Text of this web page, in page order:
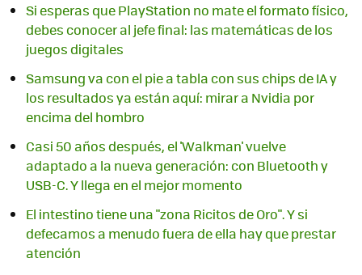
Si esperas que PlayStation no mate el formato físico,
debes conocer al jefe final: las matemáticas de los
juegos digitales
Samsung va con el pie a tabla con sus chips de IA y
los resultados ya están aquí: mirar a Nvidia por
encima del hombro
Casi 50 años después, el 'Walkman' vuelve
adaptado a la nueva generación: con Bluetooth y
USB-C. Y llega en el mejor momento
El intestino tiene una "zona Ricitos de Oro". Y si
defecamos a menudo fuera de ella hay que prestar
atención